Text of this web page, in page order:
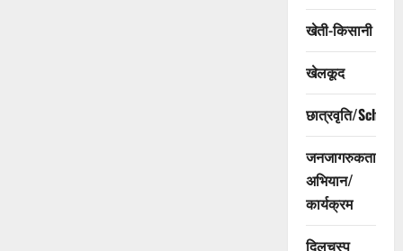
खेती-किसानी
खेलकूद
छात्रवृति/
जनजागरुकता
अभियान/
कार्यक्रम
दिलचस्प